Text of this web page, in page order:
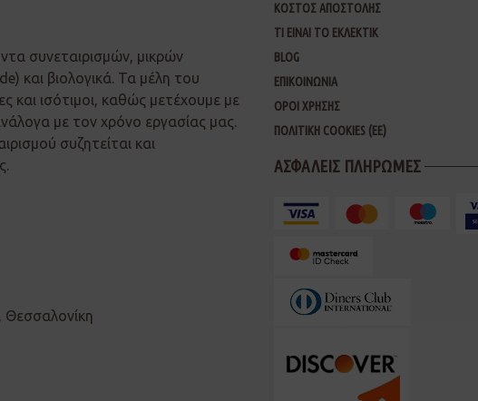
συνεταιρισμών, μικρών
και βιολογικά. Τα μέλη του
και ισότιμοι, καθώς μετέχουμε με
με τον χρόνο εργασίας μας.
συζητείται και
Θεσσαλονίκη
ΚΟΣΤΟΣ ΑΠΟΣΤΟΛΗΣ
ΤΙ ΕΙΝΑΙ ΤΟ ΕΚΛΕΚΤΙΚ
BLOG
ΕΠΙΚΟΙΝΩΝΙΑ
ΟΡΟΙ ΧΡΗΣΗΣ
ΠΟΛΙΤΙΚΗ COOKIES (ΕΕ)
ΑΣΦΑΛΕΙΣ ΠΛΗΡΩΜΕΣ